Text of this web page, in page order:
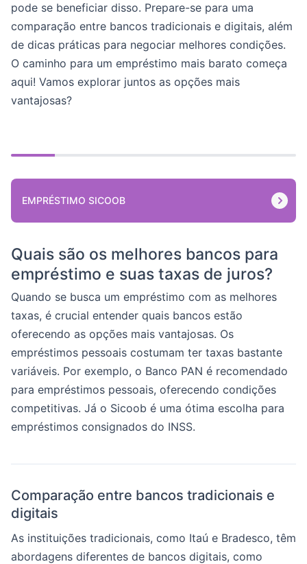
pode se beneficiar disso. Prepare-se para uma
comparação entre bancos tradicionais e digitais, além
de dicas práticas para negociar melhores condições.
O caminho para um empréstimo mais barato começa
aqui! Vamos explorar juntos as opções mais
vantajosas?
EMPRÉSTIMO SICOOB
Quais são os melhores bancos para
empréstimo e suas taxas de juros?
Quando se busca um empréstimo com as melhores
taxas, é crucial entender quais bancos estão
oferecendo as opções mais vantajosas. Os
empréstimos pessoais costumam ter taxas bastante
variáveis. Por exemplo, o Banco PAN é recomendado
para empréstimos pessoais, oferecendo condições
competitivas. Já o Sicoob é uma ótima escolha para
empréstimos consignados do INSS.
Comparação entre bancos tradicionais e
digitais
As instituições tradicionais, como Itaú e Bradesco, têm
abordagens diferentes de bancos digitais, como